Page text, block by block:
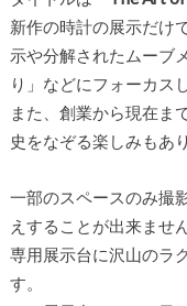
新作の時計の展示だけ
示や分解されたムーブ
り」などにフォーカス
また、創業から現在ま
史をなぞる楽しみもあ
一部のスペースのみ撮
えすることが出来ませ
専用展示台に沢山のラ
す。